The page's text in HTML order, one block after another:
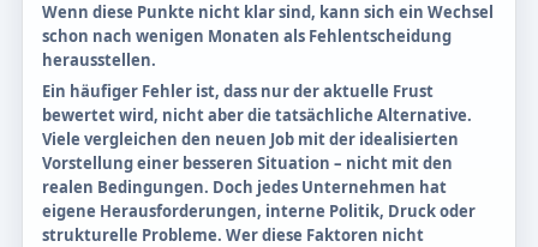
Wenn diese Punkte nicht klar sind, kann sich ein Wechsel
schon nach wenigen Monaten als Fehlentscheidung
herausstellen.
Ein häufiger Fehler ist, dass nur der aktuelle Frust
bewertet wird, nicht aber die tatsächliche Alternative.
Viele vergleichen den neuen Job mit der idealisierten
Vorstellung einer besseren Situation – nicht mit den
realen Bedingungen. Doch jedes Unternehmen hat
eigene Herausforderungen, interne Politik, Druck oder
strukturelle Probleme. Wer diese Faktoren nicht